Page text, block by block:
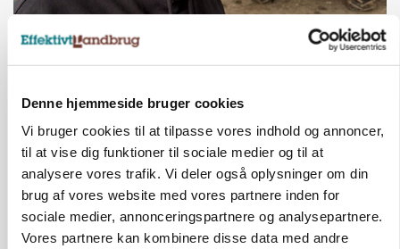
Denne hjemmeside bruger cookies
Vi bruger cookies til at tilpasse vores indhold og annoncer,
til at vise dig funktioner til sociale medier og til at
analysere vores trafik. Vi deler også oplysninger om din
brug af vores website med vores partnere inden for
sociale medier, annonceringspartnere og analysepartnere.
Vores partnere kan kombinere disse data med andre
»Nu stopper I«: Landbrugsdebattør og